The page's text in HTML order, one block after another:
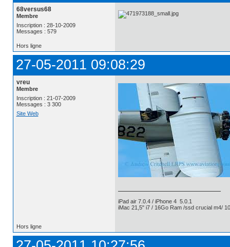
68versus68
Membre
Inscription : 28-10-2009
Messages : 579
Hors ligne
27-05-2011 09:08:29
vreu
Membre
Inscription : 21-07-2009
Messages : 3 300
Site Web
iPad air 7.0.4 / iPhone 4 5.0.1
iMac 21,5" i7 / 16Go Ram /ssd crucial m4/
Hors ligne